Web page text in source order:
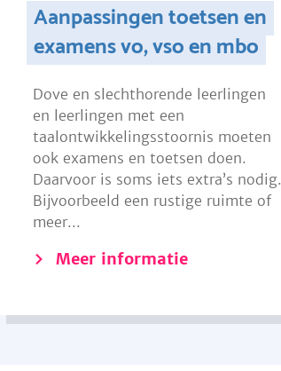
Aanpassingen toetsen en
examens vo, vso en mbo
Dove en slechthorende leerlingen
en leerlingen met een
taalontwikkelingsstoornis moeten
ook examens en toetsen doen.
Daarvoor is soms iets extra’s nodig.
Bijvoorbeeld een rustige ruimte of
meer...
Meer informatie